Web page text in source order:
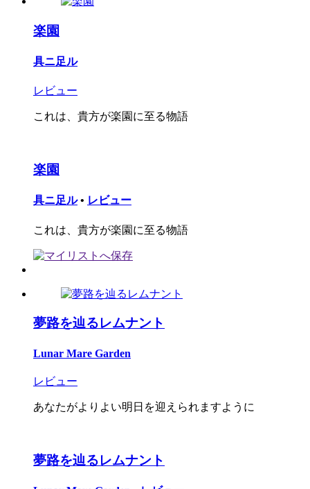
楽園
具ニ足ル
レビュー
これは、貴方が楽園に至る物語
楽園
具ニ足ル • レビュー
これは、貴方が楽園に至る物語
夢路を辿るレムナント
Lunar Mare Garden
レビュー
あなたがよりよい明日を迎えられますように
夢路を辿るレムナント